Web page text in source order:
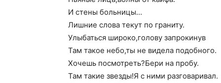
И стены больницы…
Лишние слова текут по граниту.
Улыбаться широко,голову запрокинув
Там такое небо,ты не видела подобного.
Хочешь посмотреть?Бери на пробу.
Там такие звезды!Я с ними разговаривал.